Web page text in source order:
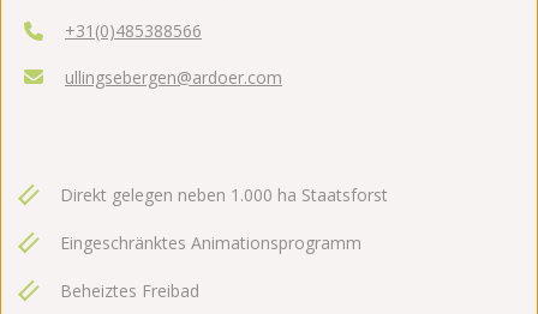
+31(0)485388566
ullingsebergen@ardoer.com
Direkt gelegen neben 1.000 ha Staatsforst
Eingeschränktes Animationsprogramm
Beheiztes Freibad